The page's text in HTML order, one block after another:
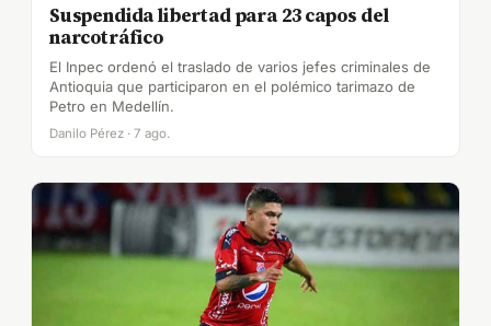
Suspendida libertad para 23 capos del
narcotráfico
El Inpec ordenó el traslado de varios jefes criminales de
Antioquia que participaron en el polémico tarimazo de
Petro en Medellín.
Danilo Pérez · 7 ago.